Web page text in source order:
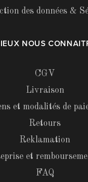
des données &
NOUS
CGV
Livraison
et modalités de
Retours
Reklamation
et
FAQ